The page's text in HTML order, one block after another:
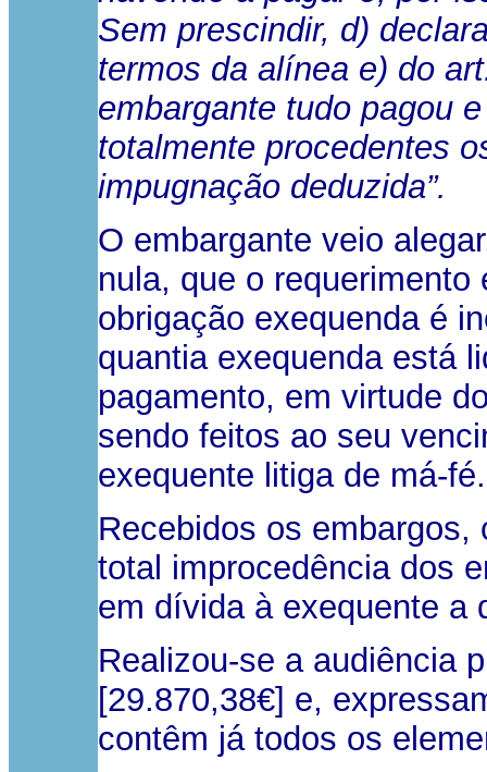
Sem prescindir, d)
termos da alínea e) do
embargante tudo pagou
totalmente procedentes
impugnação deduzida”.
O embargante veio
nula, que o
obrigação exequenda é
quantia exequenda está
pagamento, em virtude
sendo feitos ao seu
exequente litiga de má-fé.
Recebidos os
total improcedência dos
em dívida à exequente a
Realizou-se a audiência
[29.870,38€] e,
contêm já todos os